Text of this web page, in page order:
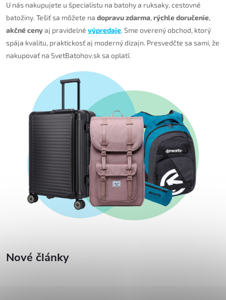
U nás nakupujete u špecialistu na batohy a ruksaky, cestovné
batožiny. Tešiť sa môžete na dopravu zdarma, rýchle doručenie,
akčné cenyaj pravidelné výpredaje. Sme overený obchod, ktorý
spája kvalitu, praktickosť aj moderný dizajn. Presvedčte sa sami, že
nakupovať na SvetBatohov.sk sa oplatí.
Nové články